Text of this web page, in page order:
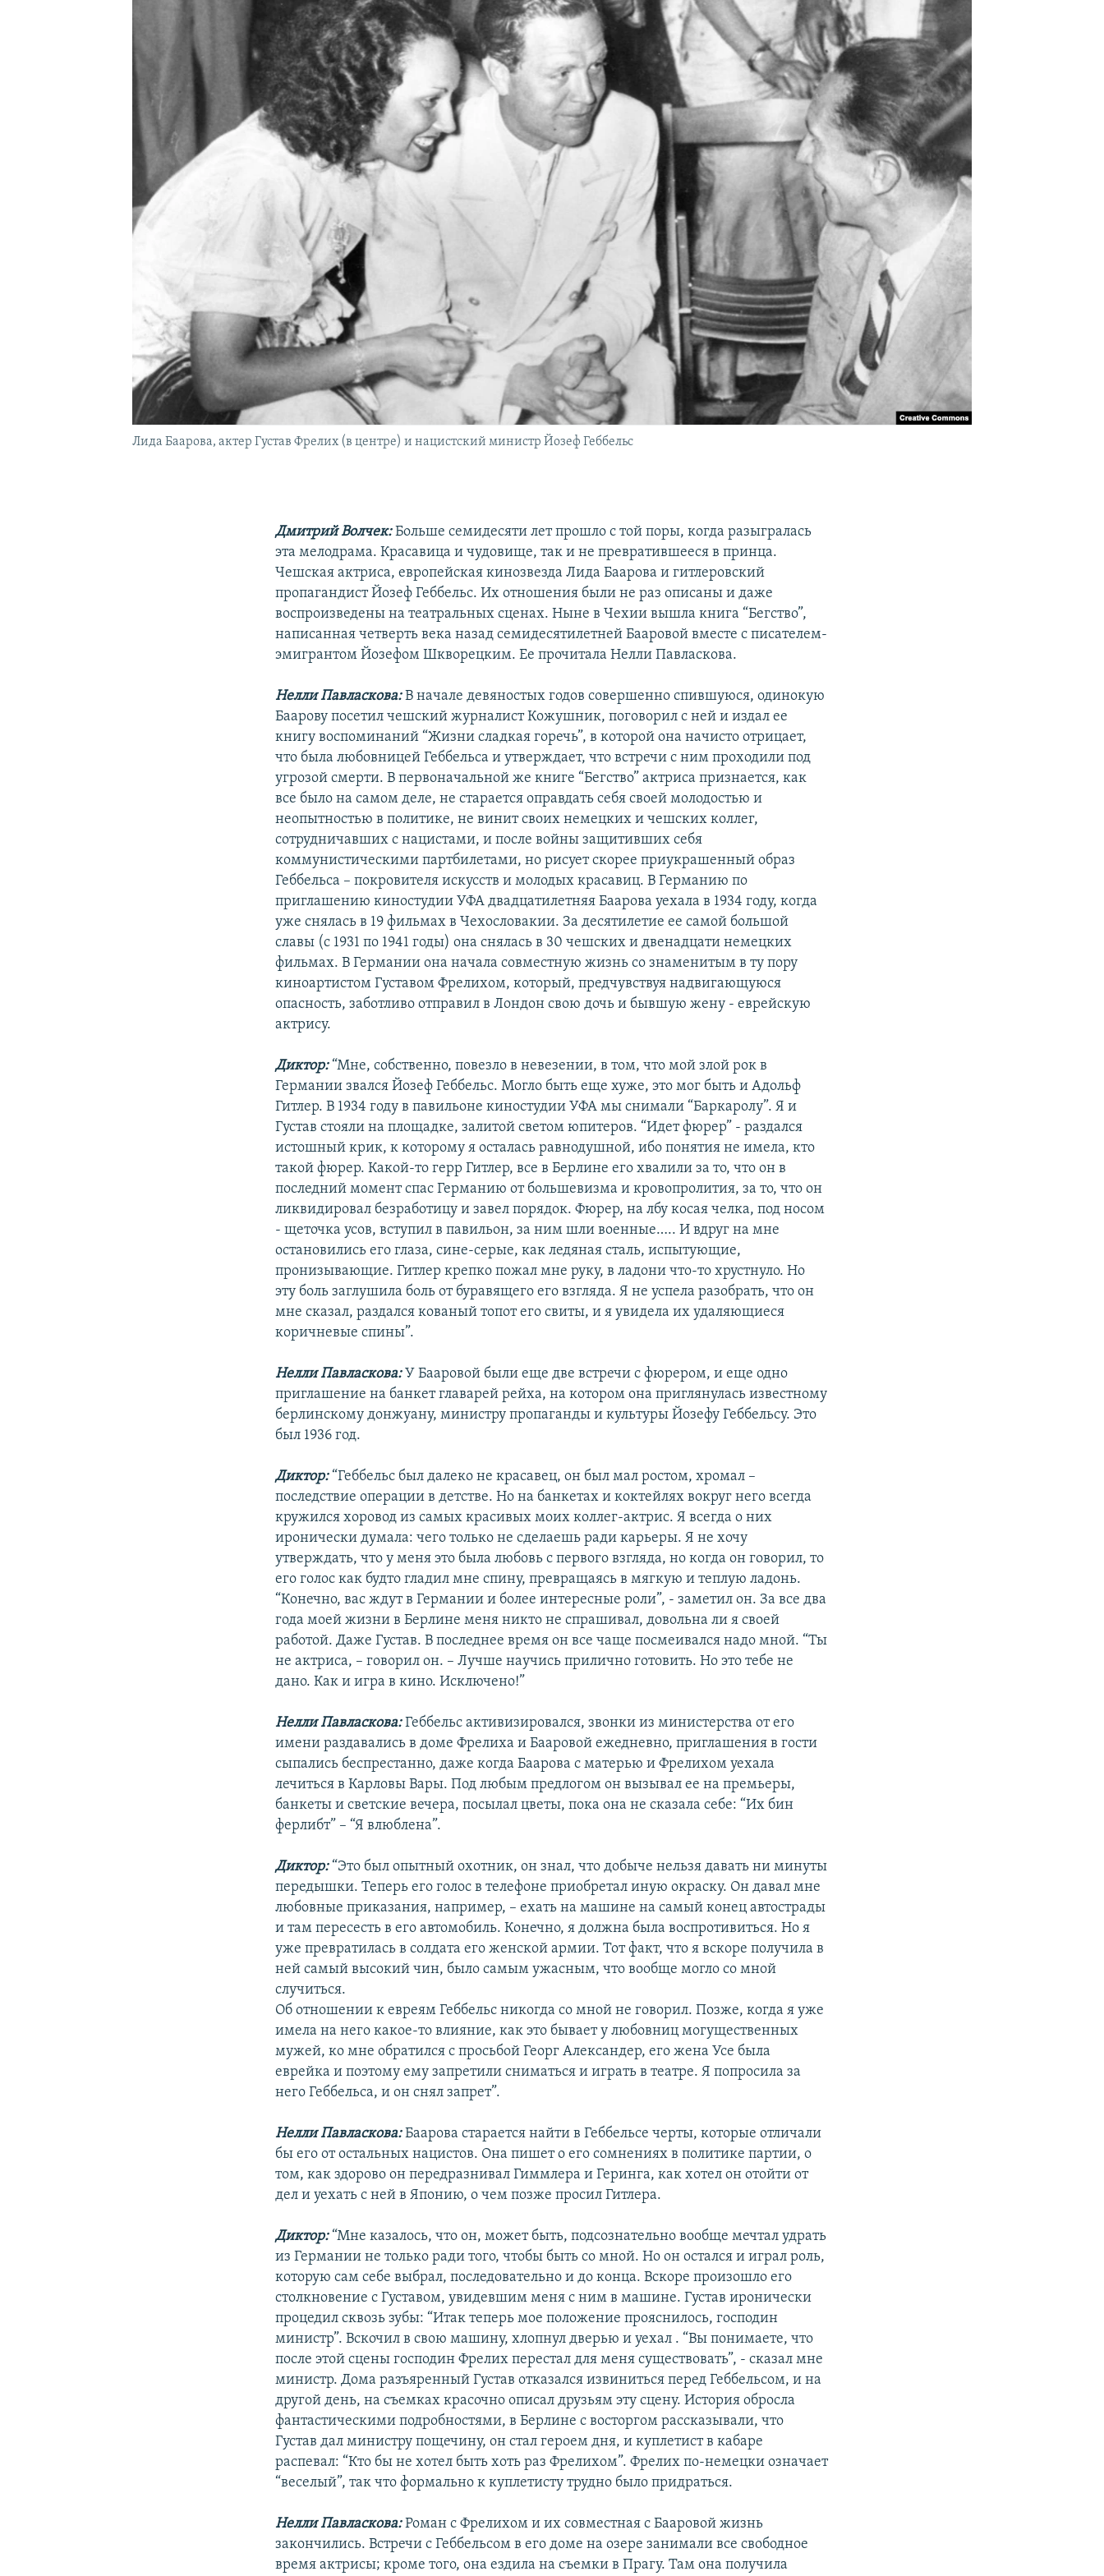
Лида Баарова, актер Густав Фрелих (в центре) и нацистский министр Йозеф Геббельс
Дмитрий Волчек:Больше семидесяти лет прошло с той поры, когда разыгралась
эта мелодрама. Красавица и чудовище, так и не превратившееся в принца.
Чешская актриса, европейская кинозвезда Лида Баарова и гитлеровский
пропагандист Йозеф Геббельс. Их отношения были не раз описаны и даже
воспроизведены на театральных сценах. Ныне в Чехии вышла книга “Бегство”,
написанная четверть века назад семидесятилетней Бааровой вместе с писателем-
эмигрантом Йозефом Шкворецким. Ее прочитала Нелли Павласкова.
Нелли Павласкова:В начале девяностых годов совершенно спившуюся, одинокую
Баарову посетил чешский журналист Кожушник, поговорил с ней и издал ее
книгу воспоминаний “Жизни сладкая горечь”, в которой она начисто отрицает,
что была любовницей Геббельса и утверждает, что встречи с ним проходили под
угрозой смерти. В первоначальной же книге “Бегство” актриса признается, как
все было на самом деле, не старается оправдать себя своей молодостью и
неопытностью в политике, не винит своих немецких и чешских коллег,
сотрудничавших с нацистами, и после войны защитивших себя
коммунистическими партбилетами, но рисует скорее приукрашенный образ
Геббельса – покровителя искусств и молодых красавиц. В Германию по
приглашению киностудии УФА двадцатилетняя Баарова уехала в 1934 году, когда
уже снялась в 19 фильмах в Чехословакии. За десятилетие ее самой большой
славы (с 1931 по 1941 годы) она снялась в 30 чешских и двенадцати немецких
фильмах. В Германии она начала совместную жизнь со знаменитым в ту пору
киноартистом Густавом Фрелихом, который, предчувствуя надвигающуюся
опасность, заботливо отправил в Лондон свою дочь и бывшую жену - еврейскую
актрису.
Диктор: “Мне, собственно, повезло в невезении, в том, что мой злой рок в
Германии звался Йозеф Геббельс. Могло быть еще хуже, это мог быть и Адольф
Гитлер. В 1934 году в павильоне киностудии УФА мы снимали “Баркаролу”. Я и
Густав стояли на площадке, залитой светом юпитеров. “Идет фюрер” - раздался
истошный крик, к которому я осталась равнодушной, ибо понятия не имела, кто
такой фюрер. Какой-то герр Гитлер, все в Берлине его хвалили за то, что он в
последний момент спас Германию от большевизма и кровопролития, за то, что он
ликвидировал безработицу и завел порядок. Фюрер, на лбу косая челка, под носом
- щеточка усов, вступил в павильон, за ним шли военные….. И вдруг на мне
остановились его глаза, сине-серые, как ледяная сталь, испытующие,
пронизывающие. Гитлер крепко пожал мне руку, в ладони что-то хрустнуло. Но
эту боль заглушила боль от буравящего его взгляда. Я не успела разобрать, что он
мне сказал, раздался кованый топот его свиты, и я увидела их удаляющиеся
коричневые спины”.
Нелли Павласкова:У Бааровой были еще две встречи с фюрером, и еще одно
приглашение на банкет главарей рейха, на котором она приглянулась известному
берлинскому донжуану, министру пропаганды и культуры Йозефу Геббельсу. Это
был 1936 год.
Диктор:“Геббельс был далеко не красавец, он был мал ростом, хромал –
последствие операции в детстве. Но на банкетах и коктейлях вокруг него всегда
кружился хоровод из самых красивых моих коллег-актрис. Я всегда о них
иронически думала: чего только не сделаешь ради карьеры. Я не хочу
утверждать, что у меня это была любовь с первого взгляда, но когда он говорил, то
его голос как будто гладил мне спину, превращаясь в мягкую и теплую ладонь.
“Конечно, вас ждут в Германии и более интересные роли”, - заметил он. За все два
года моей жизни в Берлине меня никто не спрашивал, довольна ли я своей
работой. Даже Густав. В последнее время он все чаще посмеивался надо мной. “Ты
не актриса, – говорил он. – Лучше научись прилично готовить. Но это тебе не
дано. Как и игра в кино. Исключено!”
Нелли Павласкова:Геббельс активизировался, звонки из министерства от его
имени раздавались в доме Фрелиха и Бааровой ежедневно, приглашения в гости
сыпались беспрестанно, даже когда Баарова с матерью и Фрелихом уехала
лечиться в Карловы Вары. Под любым предлогом он вызывал ее на премьеры,
банкеты и светские вечера, посылал цветы, пока она не сказала себе: “Их бин
ферлибт” – “Я влюблена”.
Диктор: “Это был опытный охотник, он знал, что добыче нельзя давать ни минуты
передышки. Теперь его голос в телефоне приобретал иную окраску. Он давал мне
любовные приказания, например, – ехать на машине на самый конец автострады
и там пересесть в его автомобиль. Конечно, я должна была воспротивиться. Но я
уже превратилась в солдата его женской армии. Тот факт, что я вскоре получила в
ней самый высокий чин, было самым ужасным, что вообще могло со мной
случиться.
Об отношении к евреям Геббельс никогда со мной не говорил. Позже, когда я уже
имела на него какое-то влияние, как это бывает у любовниц могущественных
мужей, ко мне обратился с просьбой Георг Александер, его жена Усе была
еврейка и поэтому ему запретили сниматься и играть в театре. Я попросила за
него Геббельса, и он снял запрет”.
Нелли Павласкова:Баарова старается найти в Геббельсе черты, которые отличали
бы его от остальных нацистов. Она пишет о его сомнениях в политике партии, о
том, как здорово он передразнивал Гиммлера и Геринга, как хотел он отойти от
дел и уехать с ней в Японию, о чем позже просил Гитлера.
Диктор: “Мне казалось, что он, может быть, подсознательно вообще мечтал удрать
из Германии не только ради того, чтобы быть со мной. Но он остался и играл роль,
которую сам себе выбрал, последовательно и до конца. Вскоре произошло его
столкновение с Густавом, увидевшим меня с ним в машине. Густав иронически
процедил сквозь зубы: “Итак теперь мое положение прояснилось, господин
министр”. Вскочил в свою машину, хлопнул дверью и уехал . “Вы понимаете, что
после этой сцены господин Фрелих перестал для меня существовать”, - сказал мне
министр. Дома разъяренный Густав отказался извиниться перед Геббельсом, и на
другой день, на съемках красочно описал друзьям эту сцену. История обросла
фантастическими подробностями, в Берлине с восторгом рассказывали, что
Густав дал министру пощечину, он стал героем дня, и куплетист в кабаре
распевал: “Кто бы не хотел быть хоть раз Фрелихом”. Фрелих по-немецки означает
“веселый”, так что формально к куплетисту трудно было придраться.
Нелли Павласкова:Роман с Фрелихом и их совместная с Бааровой жизнь
закончились. Встречи с Геббельсом в его доме на озере занимали все свободное
время актрисы; кроме того, она ездила на съемки в Прагу. Там она получила